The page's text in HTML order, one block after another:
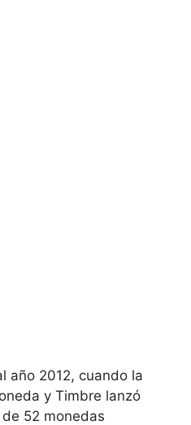
año 2012, cuando la
y Timbre lanzó
52 monedas